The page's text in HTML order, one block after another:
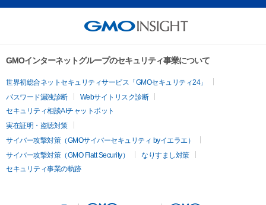
GMOインターネットグループのセキュリティ事業について
世界初総合ネットセキュリティサービス「GMOセキュリティ24」
パスワード漏洩診断
Webサイトリスク診断
セキュリティ相談AIチャットボット
実在証明・盗聴対策
サイバー攻撃対策（GMOサイバーセキュリティ byイエラエ）
サイバー攻撃対策（GMO Flatt Security）
なりすまし対策
セキュリティ事業の軌跡